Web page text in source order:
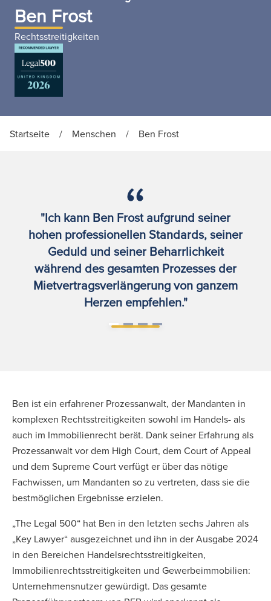
Ben Frost
Rechtsstreitigkeiten
Startseite / Menschen / Ben Frost
"Ich kann Ben Frost aufgrund seiner
hohen professionellen Standards, seiner
Geduld und seiner Beharrlichkeit
während des gesamten Prozesses der
Mietvertragsverlängerung von ganzem
Herzen empfehlen."
Ben ist ein erfahrener Prozessanwalt, der Mandanten in
komplexen Rechtsstreitigkeiten sowohl im Handels- als
auch im Immobilienrecht berät. Dank seiner Erfahrung als
Prozessanwalt vor dem High Court, dem Court of Appeal
und dem Supreme Court verfügt er über das nötige
Fachwissen, um Mandanten so zu vertreten, dass sie die
bestmöglichen Ergebnisse erzielen.
„The Legal 500“ hat Ben in den letzten sechs Jahren als
„Key Lawyer“ ausgezeichnet und ihn in der Ausgabe 2024
in den Bereichen Handelsrechtsstreitigkeiten,
Immobilienrechtsstreitigkeiten und Gewerbeimmobilien:
Unternehmensnutzer gewürdigt. Das gesamte